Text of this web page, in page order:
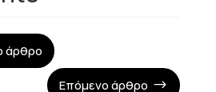
άρθρο
Επόμενο άρθρο $